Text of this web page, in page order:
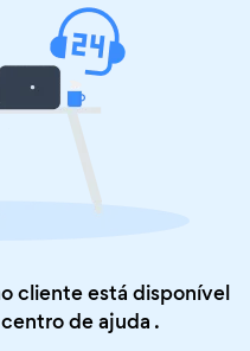
cliente está disponível
centro de ajuda .